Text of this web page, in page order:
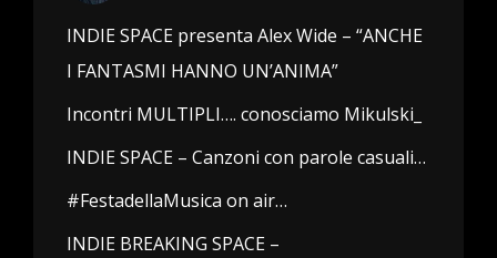
INDIE SPACE presenta Alex Wide – “ANCHE
I FANTASMI HANNO UN’ANIMA”
Incontri MULTIPLI…. conosciamo Mikulski_
INDIE SPACE – Canzoni con parole casuali…
#FestadellaMusica on air…
INDIE BREAKING SPACE –